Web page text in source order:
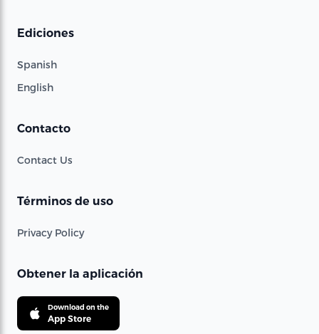
Ediciones
Spanish
English
Contacto
Contact Us
Términos de uso
Privacy Policy
Obtener la aplicación
Download on the
App Store